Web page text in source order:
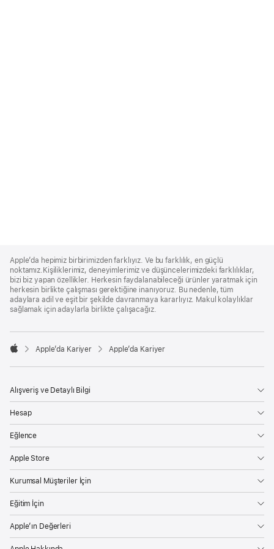
Footer
Apple’da hepimiz birbirimizden farklıyız. Ve bu farklılık, en güçlü
noktamız.Kişiliklerimiz, deneyimlerimiz ve düşüncelerimizdeki farklılıklar,
bizi biz yapan özellikler. Herkesin faydalanabileceği ürünler yaratmak için
herkesin birlikte çalışması gerektiğine inanıyoruz. Bu nedenle, tüm
adaylara adil ve eşit bir şekilde davranmaya kararlıyız. Makul kolaylıklar
sağlamak için adaylarla birlikte çalışacağız.

Apple’da Kariyer Apple’da Kariyer
Alışveriş ve Detaylı Bilgi
Hesap
Eğlence
Apple Store
Kurumsal Müşteriler İçin
Eğitim İçin
Apple’ın Değerleri